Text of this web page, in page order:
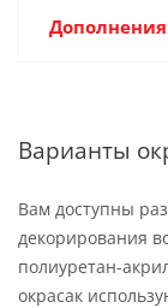
Дополнения
Варианты
Вам доступны
декорирования
полиуретан-
окрасак